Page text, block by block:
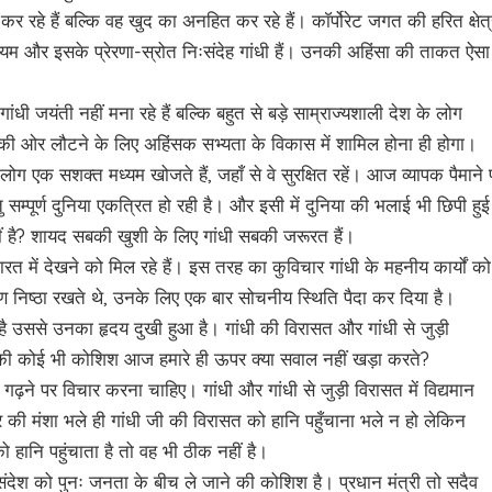
रहे हैं बल्कि वह खुद का अनहित कर रहे हैं। काॅर्पोरेट जगत की हरित
और इसके प्रेरणा-स्रोत निःसंदेह गांधी हैं। उनकी अहिंसा की ताकत ऐसा
जयंती नहीं मना रहे हैं बल्कि बहुत से बड़े साम्राज्यशाली देश के लोग
ओर लौटने के लिए अहिंसक सभ्यता के विकास में शामिल होना ही होगा।
लोग एक सशक्त मध्यम खोजते हैं, जहाँ से वे सुरक्षित रहें। आज व्यापक पैमाने
दुनिया एकत्रित हो रही है। और इसी में दुनिया की भलाई भी छिपी
है? शायद सबकी खुशी के लिए गांधी सबकी जरूरत हैं।
में देखने को मिल रहे हैं। इस तरह का कुविचार गांधी के महनीय कार्यों को
रखते थे, उनके लिए एक बार सोचनीय स्थिति पैदा कर दिया है।
है उससे उनका हृदय दुखी हुआ है। गांधी की विरासत और गांधी से जुड़ी
भी कोशिश आज हमारे ही ऊपर क्या सवाल नहीं खड़ा करते?
पर विचार करना चाहिए। गांधी और गांधी से जुड़ी विरासत में विद्यमान
मंशा भले ही गांधी जी की विरासत को हानि पहुँचाना भले न हो लेकिन
पहुंचाता है तो वह भी ठीक नहीं है।
संदेश को पुनः जनता के बीच ले जाने की कोशिश है। प्रधान मंत्री तो सदैव